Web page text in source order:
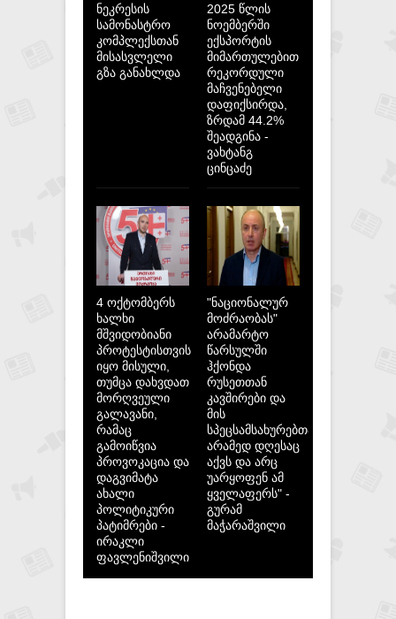
ნეკრესის
სამონასტრო
კომპლექსთან
მისასვლელი
გზა განახლდა
2025 წლის
ნოემბერში
ექსპორტის
მიმართულებით
რეკორდული
მაჩვენებელი
დაფიქსირდა,
ზრდამ 44.2%
შეადგინა -
ვახტანგ
ცინცაძე
4 ოქტომბერს
ხალხი
მშვიდობიანი
პროტესტისთვის
იყო მისული,
თუმცა დახვდათ
მორღვეული
გალავანი,
რამაც
გამოიწვია
პროვოკაცია და
დაგვიმატა
ახალი
პოლიტიკური
პატიმრები -
ირაკლი
ფავლენიშვილი
"ნაციონალურ
მოძრაობას"
არამარტო
წარსულში
ჰქონდა
რუსეთთან
კავშირები და
მის
სპეცსამსახურებთან,
არამედ დღესაც
აქვს და არც
უარყოფენ ამ
ყველაფერს" -
გურამ
მაჭარაშვილი